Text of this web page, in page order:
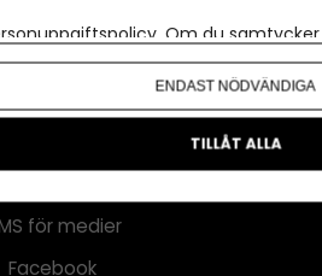
för medier
Facebook
. Om du
ditt val i efterhand hittar du den
ENDAST NÖDVÄNDIGA
TILLÅT ALLA